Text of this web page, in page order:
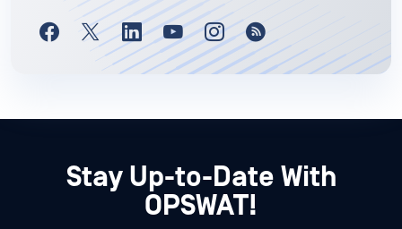
Stay Up-to-Date With
OPSWAT!